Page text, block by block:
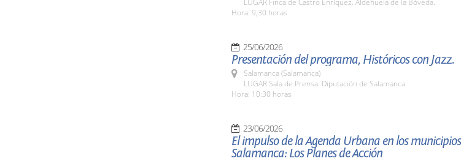
LUGAR Finca de Castro Enríquez. Aldehuela de la Bóveda.
Hora: 9,30 horas
25/06/2026
Presentación del programa, Históricos con Jazz.
Salamanca (Salamanca)
LUGAR Sala de Prensa. Diputación de Salamanca
Hora: 10:30 horas
23/06/2026
El impulso de la Agenda Urbana en los
Salamanca: Los Planes de Acción